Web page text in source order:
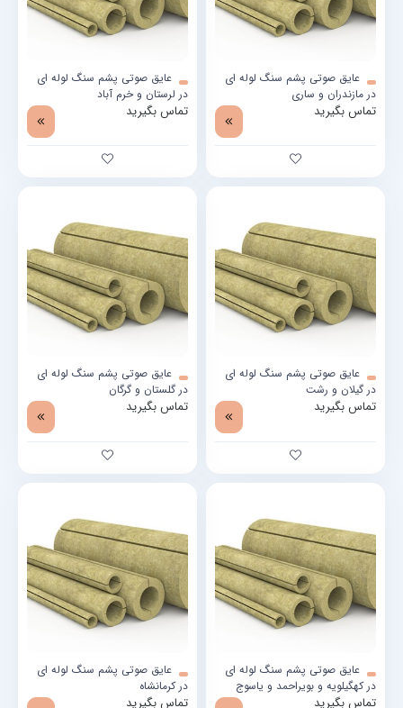
عایق صوتی پشم سنگ لوله ای
در مازندران و ساری
تماس بگیرید
عایق صوتی پشم سنگ لوله ای
در لرستان و خرم آباد
تماس بگیرید
عایق صوتی پشم سنگ لوله ای
در گیلان و رشت
تماس بگیرید
عایق صوتی پشم سنگ لوله ای
در گلستان و گرگان
تماس بگیرید
عایق صوتی پشم سنگ لوله ای
در کهگیلویه و بویراحمد و یاسوج
تماس بگیرید
عایق صوتی پشم سنگ لوله ای
در کرمانشاه
تماس بگیرید